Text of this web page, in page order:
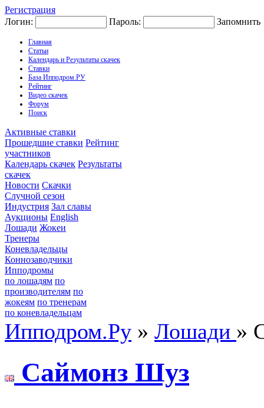
Регистрация
Логин:
Пароль: Запомнить
Главная
Статьи
Календарь и Результаты скачек
Ставки
База Ипподром.РУ
Рейтинг
Видео скачек
Форум
Поиск
Активные ставки
Прошедшие ставки Рейтинг
участников
Календарь скачек Результаты
скачек
Новости Скачки
Случной сезон
Индустрия Зал славы
Аукционы English
Лошади Жокеи
Тренеры
Коневладельцы
Коннозаводчики
Ипподромы
по лошадям по
производителям по
жокеям по тренерам
по коневладельцам
Ипподром.Ру » Лошади »
Саймонз Шуз